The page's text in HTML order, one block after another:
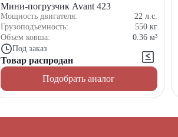
Мини-погрузчик Avant 423
Мощность двигателя: 22 л.с.
Грузоподъемность:
550 кг
Объем ковша:
0.36 м³
Под заказ
Товар распродан
Подобрать аналог